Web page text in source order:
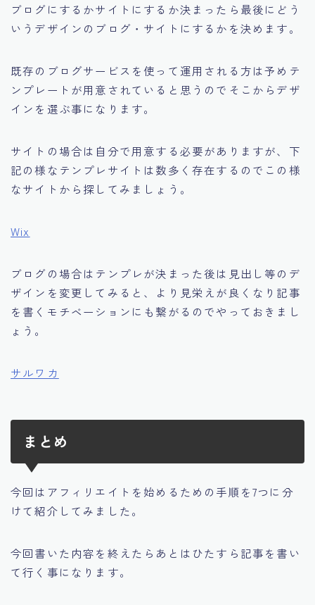
ブログにするかサイトにするか決まったら最後にどう
いうデザインのブログ・サイトにするかを決めます。
既存のブログサービスを使って運用される方は予めテ
ンプレートが用意されていると思うのでそこからデザ
インを選ぶ事になります。
サイトの場合は自分で用意する必要がありますが、下
記の様なテンプレサイトは数多く存在するのでこの様
なサイトから探してみましょう。
Wix
ブログの場合はテンプレが決まった後は見出し等のデ
ザインを変更してみると、より見栄えが良くなり記事
を書くモチベーションにも繋がるのでやっておきまし
ょう。
サルワカ
まとめ
今回はアフィリエイトを始めるための手順を7つに分
けて紹介してみました。
今回書いた内容を終えたらあとはひたすら記事を書い
て行く事になります。